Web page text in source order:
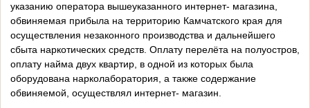
указанию оператора вышеуказанного интернет- магазина,
обвиняемая прибыла на территорию Камчатского края для
осуществления незаконного производства и дальнейшего
сбыта наркотических средств. Оплату перелёта на полуостров,
оплату найма двух квартир, в одной из которых была
оборудована нарколаборатория, а также содержание
обвиняемой, осуществлял интернет- магазин.